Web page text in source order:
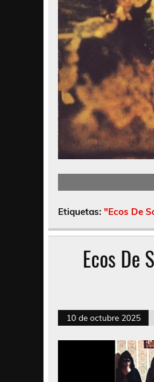
Etiquetas: "Ecos De
Ecos De
10 de octubre 2025